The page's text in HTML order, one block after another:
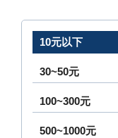
10元以下
30~50元
100~300元
500~1000元